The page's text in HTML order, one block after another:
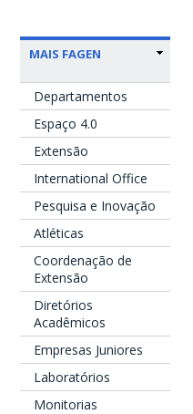
MAIS FAGEN
Departamentos
Espaço 4.0
Extensão
International Office
Pesquisa e Inovação
Atléticas
Coordenação de
Extensão
Diretórios
Acadêmicos
Empresas Juniores
Laboratórios
Monitorias